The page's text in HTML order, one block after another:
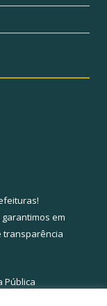
!
em
transparência
Pública